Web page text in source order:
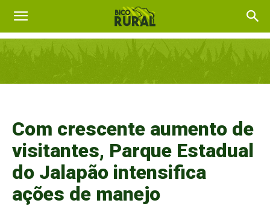
Com crescente aumento de
visitantes, Parque Estadual
do Jalapão intensifica
ações de manejo